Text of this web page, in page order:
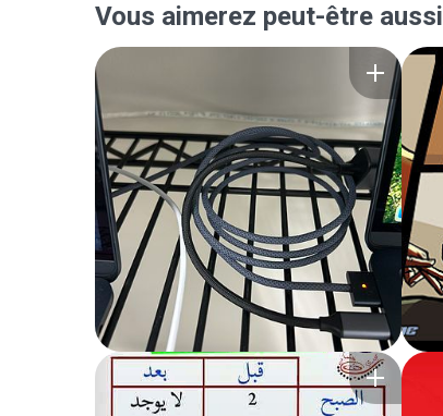
Vous aimerez peut-être aussi